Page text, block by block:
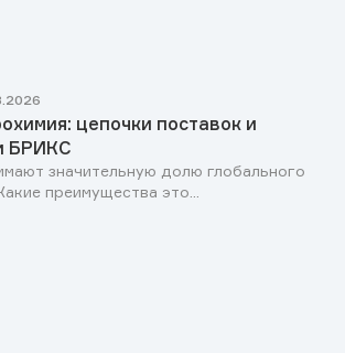
цепочки поставок и
БРИКС
значительную долю глобального
преимущества это...